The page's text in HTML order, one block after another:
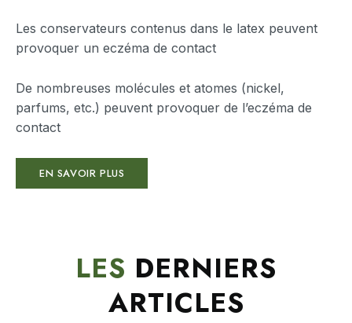
Les conservateurs contenus dans le latex peuvent
provoquer un eczéma de contact
De nombreuses molécules et atomes (nickel,
parfums, etc.) peuvent provoquer de l’eczéma de
contact
EN SAVOIR PLUS
LES DERNIERS
ARTICLES